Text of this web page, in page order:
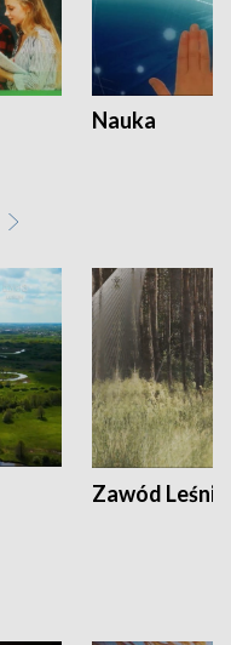
Nauka
Zawód Leśnik